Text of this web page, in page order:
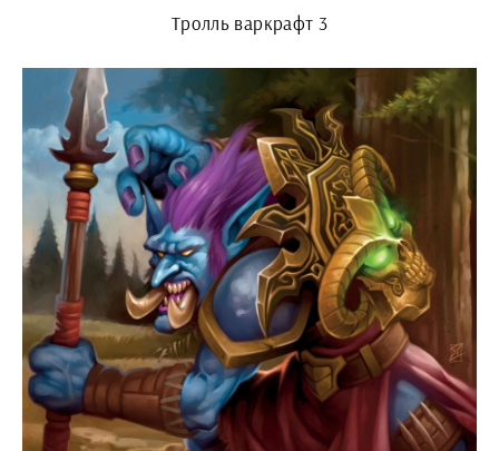
Тролль варкрафт 3